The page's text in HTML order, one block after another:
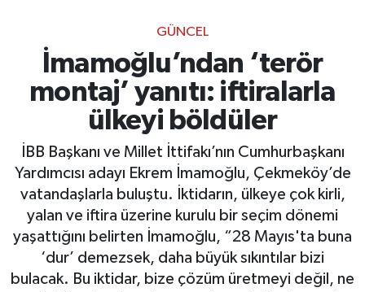
GÜNCEL
İmamoğlu’ndan ‘terör
montaj’ yanıtı: iftiralarla
ülkeyi böldüler
İBB Başkanı ve Millet İttifakı’nın Cumhurbaşkanı
Yardımcısı adayı Ekrem İmamoğlu, Çekmeköy’de
vatandaşlarla buluştu. İktidarın, ülkeye çok kirli,
yalan ve iftira üzerine kurulu bir seçim dönemi
yaşattığını belirten İmamoğlu, “28 Mayıs'ta buna
‘dur’ demezsek, daha büyük sıkıntılar bizi
bulacak. Bu iktidar, bize çözüm üretmeyi değil, ne